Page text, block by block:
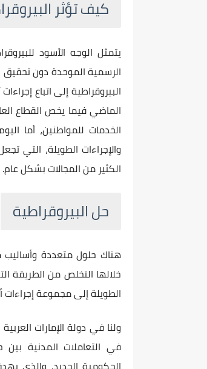
كيف تؤثر
يتمثل الوجه الأسود
الرسمية الموحدة دون
البيروقراطية إلى اتباع
الماضي فيما يخص القطاع
الخدمات للمواطنين، أما
والإجراءات الطويلة، التي
الكثير من المجالات بشكل عام.
حل البيروقراطية
هناك حلول متعددة وأساليب
خلالها التخلص من الطريقة
الطويلة إلى مجموعة إجراءات
ولنا في دولة الإمارات
في التعاملات المدنية بين